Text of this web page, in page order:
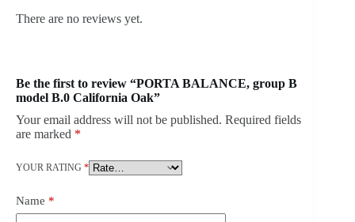
There are no reviews yet.
Be the first to review “PORTA BALANCE, group B
model B.0 California Oak”
Your email address will not be published. Required fields
are marked *
YOUR RATING *
Name *